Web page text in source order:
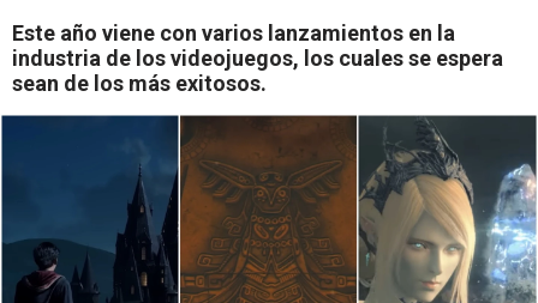
q
e
Este año viene con varios lanzamientos en la
industria de los videojuegos, los cuales se espera
sean de los más exitosos.